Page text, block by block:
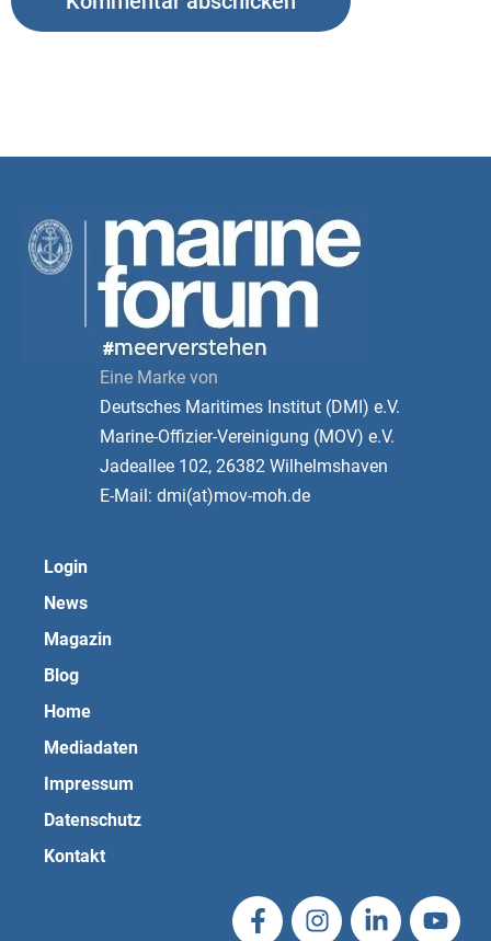
Eine Marke von
Deutsches Maritimes Institut (DMI) e.V.
Marine-Offizier-Vereinigung (MOV) e.V.
Jadeallee 102, 26382 Wilhelmshaven
E-Mail: dmi(at)mov-moh.de
Login
News
Magazin
Blog
Home
Mediadaten
Impressum
Datenschutz
Kontakt